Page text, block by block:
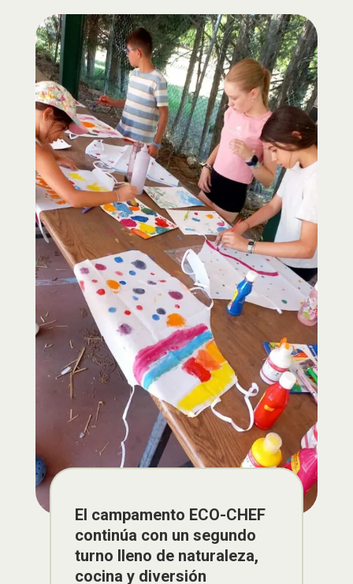
El campamento ECO-CHEF
continúa con un segundo
turno lleno de naturaleza,
cocina y diversión